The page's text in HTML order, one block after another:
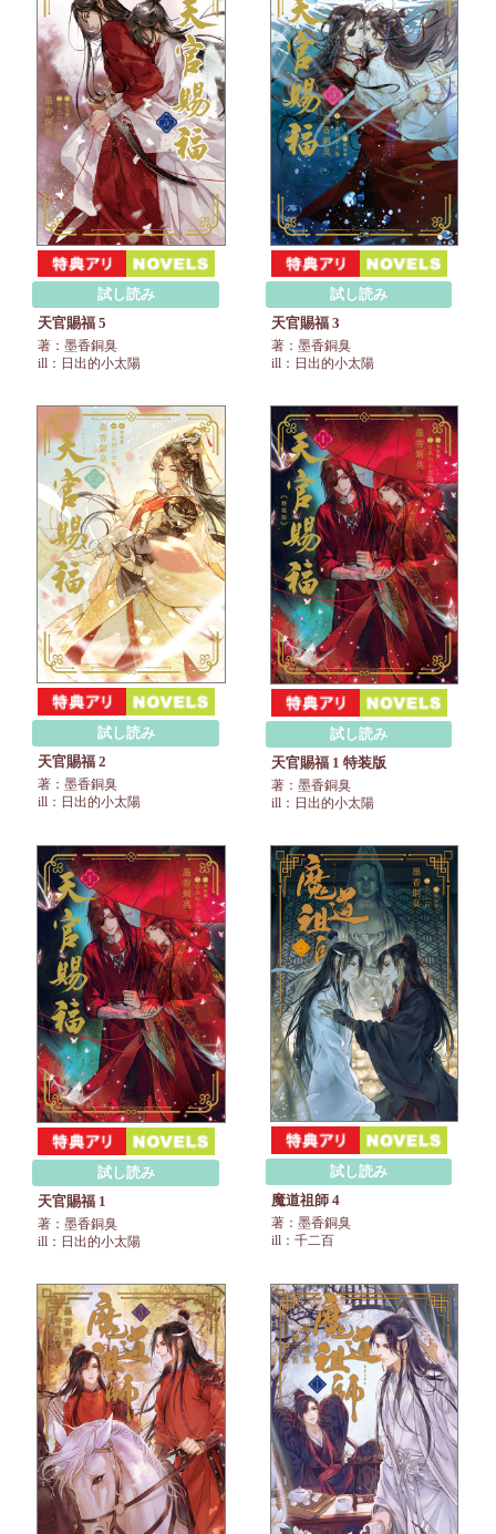
試し読み
天官賜福 5
著：墨香銅臭
ill：日出的小太陽
試し読み
天官賜福 3
著：墨香銅臭
ill：日出的小太陽
試し読み
天官賜福 2
著：墨香銅臭
ill：日出的小太陽
試し読み
天官賜福 1 特装版
著：墨香銅臭
ill：日出的小太陽
試し読み
天官賜福 1
著：墨香銅臭
ill：日出的小太陽
試し読み
魔道祖師 4
著：墨香銅臭
ill：千二百